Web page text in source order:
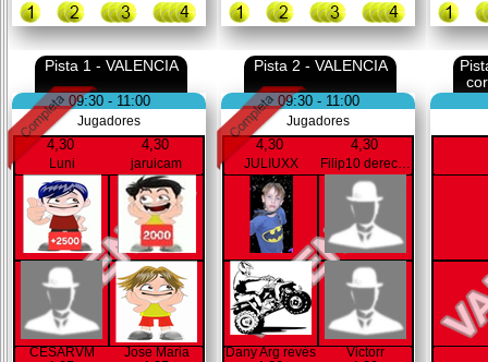
Pista 1 - VALENCIA
09:30 - 11:00
Jugadores
4,30
Luni
4,30
jaruicam
CESARVM Jose Maria
Pista 2 - VALENCIA
09:30 - 11:00
Jugadores
4,30
JULIUXX
4,30
Dany Arg revés Victorr